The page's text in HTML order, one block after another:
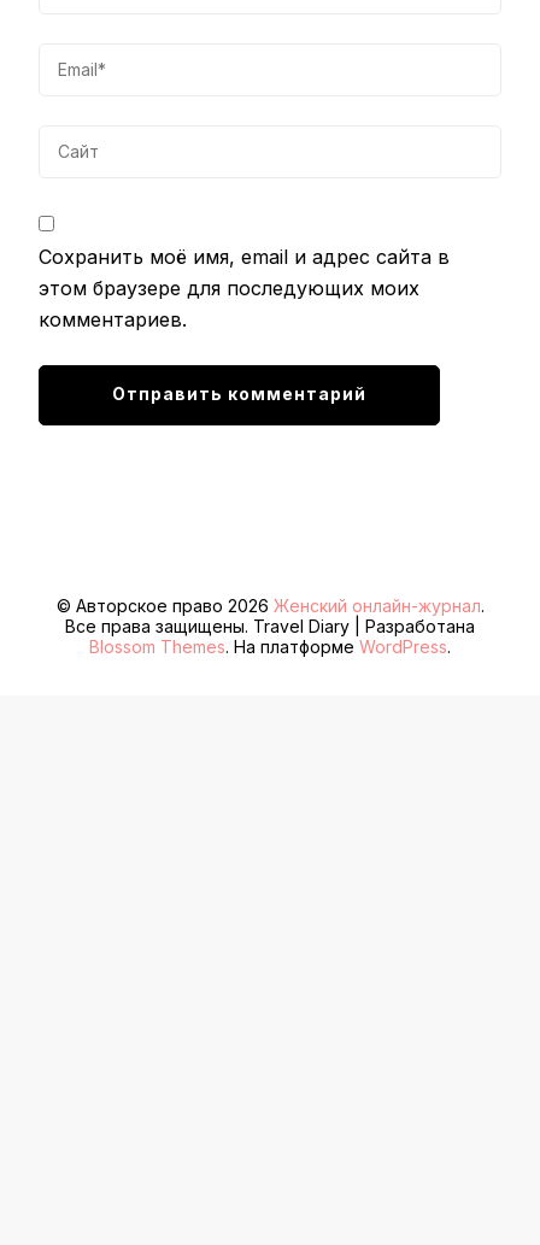
Сохранить моё имя, email и адрес сайта в
этом браузере для последующих моих
комментариев.
© Авторское право 2026 Женский онлайн-журнал.
Все права защищены. Travel Diary | Разработана
Blossom Themes. На платформе WordPress.